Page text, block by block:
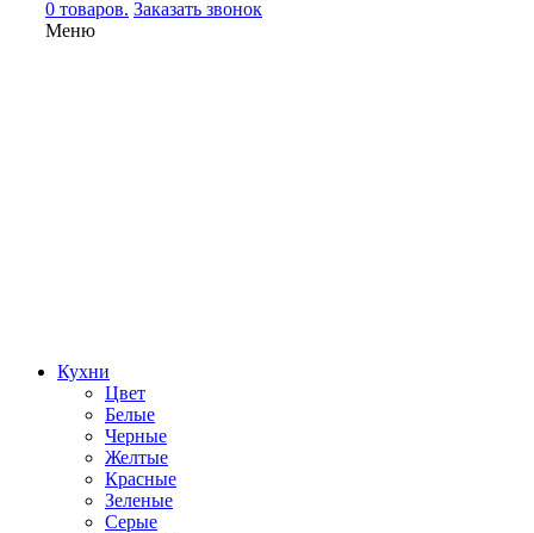
0 товаров. Заказать звонок
Меню
Кухни
Цвет
Белые
Черные
Желтые
Красные
Зеленые
Серые